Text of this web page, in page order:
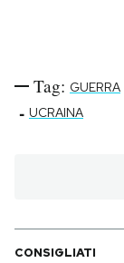
Tag: GUERRA
- UCRAINA
CONSIGLIATI